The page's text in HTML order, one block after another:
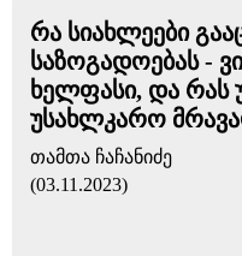
რა სიახლეები
საზოგადოებას -
ხელფასი, და რას
უსახლკარო
თამთა ჩაჩანიძე
(03.11.2023)